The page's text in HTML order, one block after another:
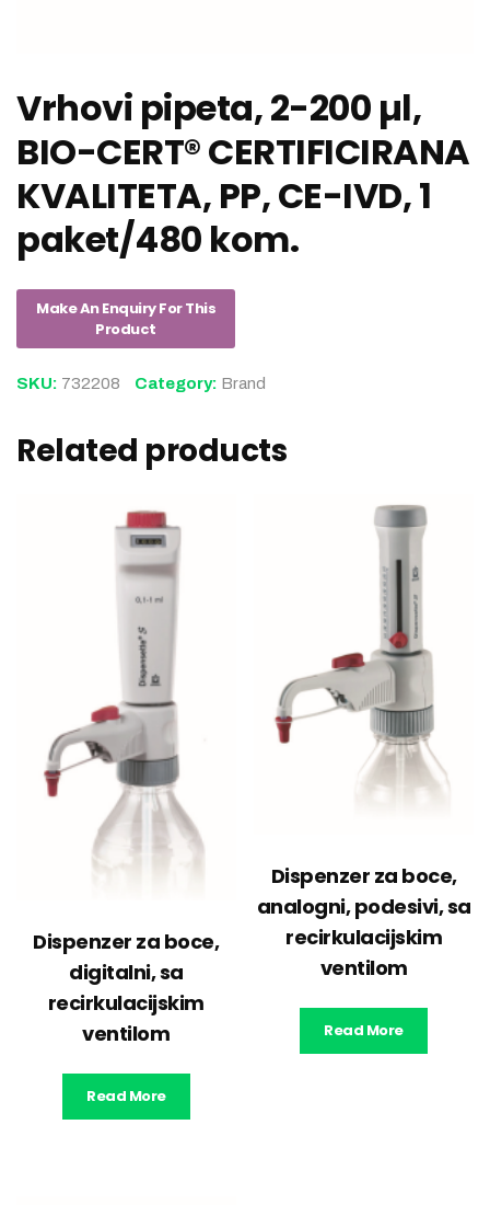
Vrhovi pipeta, 2-200 µl,
BIO-CERT® CERTIFICIRANA
KVALITETA, PP, CE-IVD, 1
paket/480 kom.
SKU: 732208 Category: Brand
Related products
Dispenzer za boce,
digitalni, sa
recirkulacijskim
ventilom
Read More
Dispenzer za boce,
analogni, podesivi, sa
recirkulacijskim
ventilom
Read More